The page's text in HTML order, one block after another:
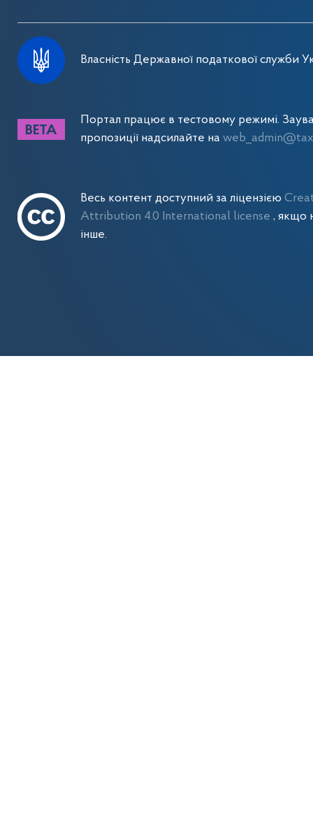
Власність Державної податкової служби
Портал працює в тестовому режимі.
пропозиції надсилайте на
Весь контент доступний за ліцензією
Attribution 4.0 International license , якщо
інше.